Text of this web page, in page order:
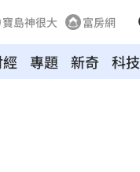
寶島神很大 富房網
專題 新奇 科技